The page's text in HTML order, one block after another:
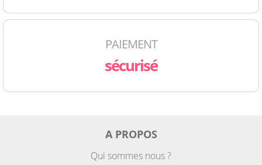
PAIEMENT
sécurisé
A PROPOS
Qui sommes nous ?